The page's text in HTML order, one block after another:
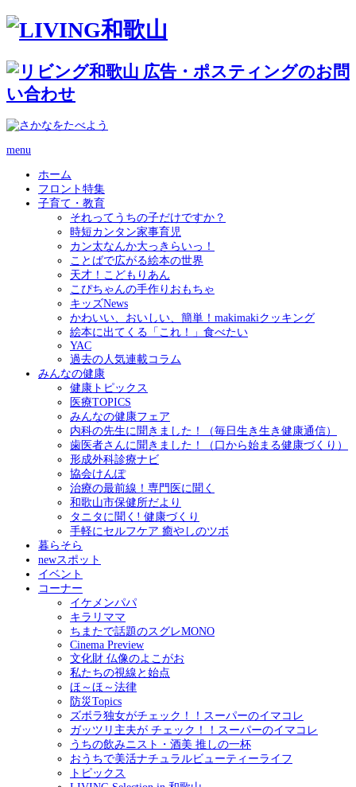
menu
ホーム
フロント特集
子育て・教育
それってうちの子だけですか？
時短カンタン家事育児
カン太なんか大っきらいっ！
ことばで広がる絵本の世界
天才！こどもりあん
こぴちゃんの手作りおもちゃ
キッズNews
かわいい、おいしい、簡単！makimakiクッキング
絵本に出てくる「これ！」食べたい
YAC
過去の人気連載コラム
みんなの健康
健康トピックス
医療TOPICS
みんなの健康フェア
内科の先生に聞きました！（毎日生き生き健康通信）
歯医者さんに聞きました！（口から始まる健康づくり）
形成外科診療ナビ
協会けんぽ
治療の最前線！専門医に聞く
和歌山市保健所だより
タニタに聞く! 健康づくり
手軽にセルフケア 癒やしのツボ
暮らそら
newスポット
イベント
コーナー
イケメンパパ
キラリママ
ちまたで話題のスグレMONO
Cinema Preview
文化財 仏像のよこがお
私たちの視線と始点
ほ～ほ～法律
防災Topics
ズボラ独女がチェック！！スーパーのイマコレ
ガッツリ主夫が チェック！！スーパーのイマコレ
うちの飲みニスト・酒美 推しの一杯
おうちで美活ナチュラルビューティーライフ
トピックス